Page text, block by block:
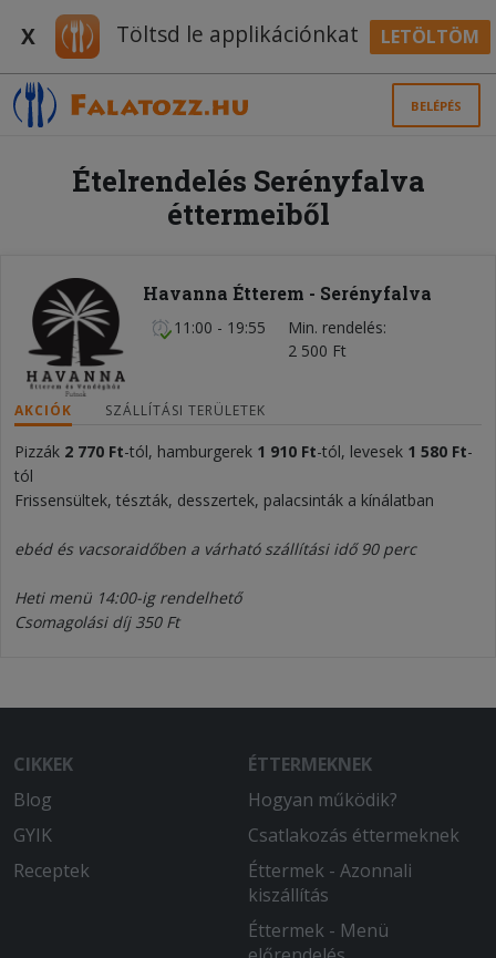
X Töltsd le applikációnkat LETÖLTÖM
BELÉPÉS
Ételrendelés Serényfalva
éttermeiből
Havanna Étterem - Serényfalva
11:00 - 19:55
Min. rendelés
2 500 Ft
AKCIÓK SZÁLLÍTÁSI TERÜLETEK
Pizzák 2 770 Ft-tól, hamburgerek 1 910 Ft-tól, levesek 1 580 Ft-
tól
Frissensültek, tészták, desszertek, palacsinták a kínálatban
ebéd és vacsoraidőben a várható szállítási idő 90 perc
Heti menü 14:00-ig rendelhető
Csomagolási díj 350 Ft
CIKKEK
Blog
GYIK
Receptek
ÉTTERMEKNEK
Hogyan működik?
Csatlakozás éttermeknek
Éttermek - Azonnali
kiszállítás
Éttermek - Menü